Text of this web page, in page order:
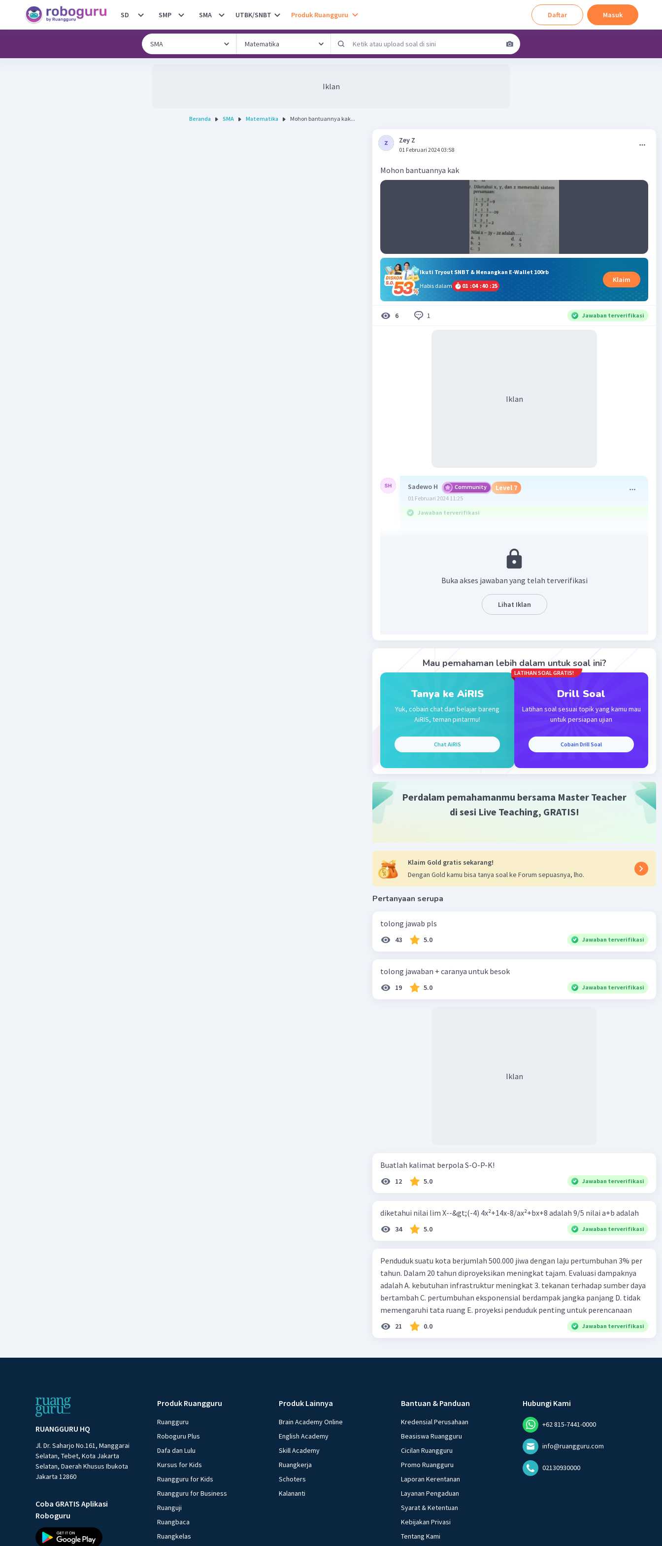
SD SMP SMA UTBK/SNBT Produk Ruangguru Daftar Masuk
Iklan
Beranda SMA Matematika Mohon bantuannya kak...
Zey Z
01 Februari 2024 03:58
Mohon bantuannya kak
Ikuti Tryout SNBT & Menangkan E-Wallet 100rb
Habis dalam
01 :04 :40 :24
Klaim
6 1 Jawaban terverifikasi
Iklan
Sadewo H Community Level 7
01 Februari 2024 11:25
Jawaban terverifikasi
Beri Rating
Buka akses jawaban yang telah terverifikasi
Lihat Iklan
Mau pemahaman lebih dalam untuk soal ini?
Tanya ke AiRIS
Yuk, cobain chat dan belajar bareng
AiRIS, teman pintarmu!
Chat AiRIS
LATIHAN SOAL GRATIS!
Drill Soal
Latihan soal sesuai topik yang kamu mau
untuk persiapan ujian
Cobain Drill Soal
Perdalam pemahamanmu bersama Master Teacher
di sesi Live Teaching, GRATIS!
Klaim Gold gratis sekarang!
Dengan Gold kamu bisa tanya soal ke Forum sepuasnya, lho.
Pertanyaan serupa
tolong jawab pls
43 5.0 Jawaban terverifikasi
tolong jawaban + caranya untuk besok
19 5.0 Jawaban terverifikasi
Iklan
Buatlah kalimat berpola S-O-P-K!
12 5.0 Jawaban terverifikasi
diketahui nilai lim X--&gt;(-4) 4x²+14x-8/ax²+bx+8 adalah 9/5 nilai a+b adalah
34 5.0 Jawaban terverifikasi
Penduduk suatu kota berjumlah 500.000 jiwa dengan laju pertumbuhan 3% per
tahun. Dalam 20 tahun diproyeksikan meningkat tajam. Evaluasi dampaknya
adalah A. kebutuhan infrastruktur meningkat 3. tekanan terhadap sumber daya
bertambah C. pertumbuhan eksponensial berdampak jangka panjang D. tidak
memengaruhi tata ruang E. proyeksi penduduk penting untuk perencanaan
21 0.0 Jawaban terverifikasi
RUANGGURU HQ
Jl. Dr. Saharjo No.161, Manggarai
Selatan, Tebet, Kota Jakarta
Selatan, Daerah Khusus Ibukota
Jakarta 12860
Coba GRATIS Aplikasi
Roboguru
Produk Ruangguru
Ruangguru
Roboguru Plus
Dafa dan Lulu
Kursus for Kids
Ruangguru for Kids
Ruangguru for Business
Ruanguji
Ruangbaca
Ruangkelas
Produk Lainnya
Brain Academy Online
English Academy
Skill Academy
Ruangkerja
Schoters
Kalananti
Bantuan & Panduan
Kredensial Perusahaan
Beasiswa Ruangguru
Cicilan Ruangguru
Promo Ruangguru
Laporan Kerentanan
Layanan Pengaduan
Syarat & Ketentuan
Kebijakan Privasi
Tentang Kami
Hubungi Kami
+62 815-7441-0000
info@ruangguru.com
02130930000